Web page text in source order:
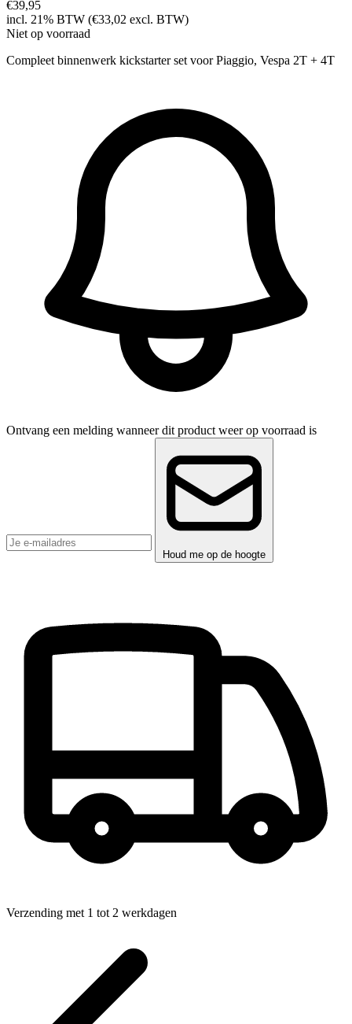
€39,95
incl. 21% BTW (€33,02 excl. BTW)
Niet op voorraad
Compleet binnenwerk kickstarter set voor Piaggio, Vespa 2T + 4T
Ontvang een melding wanneer dit product weer op voorraad is
Houd me op de hoogte
Verzending met 1 tot 2 werkdagen